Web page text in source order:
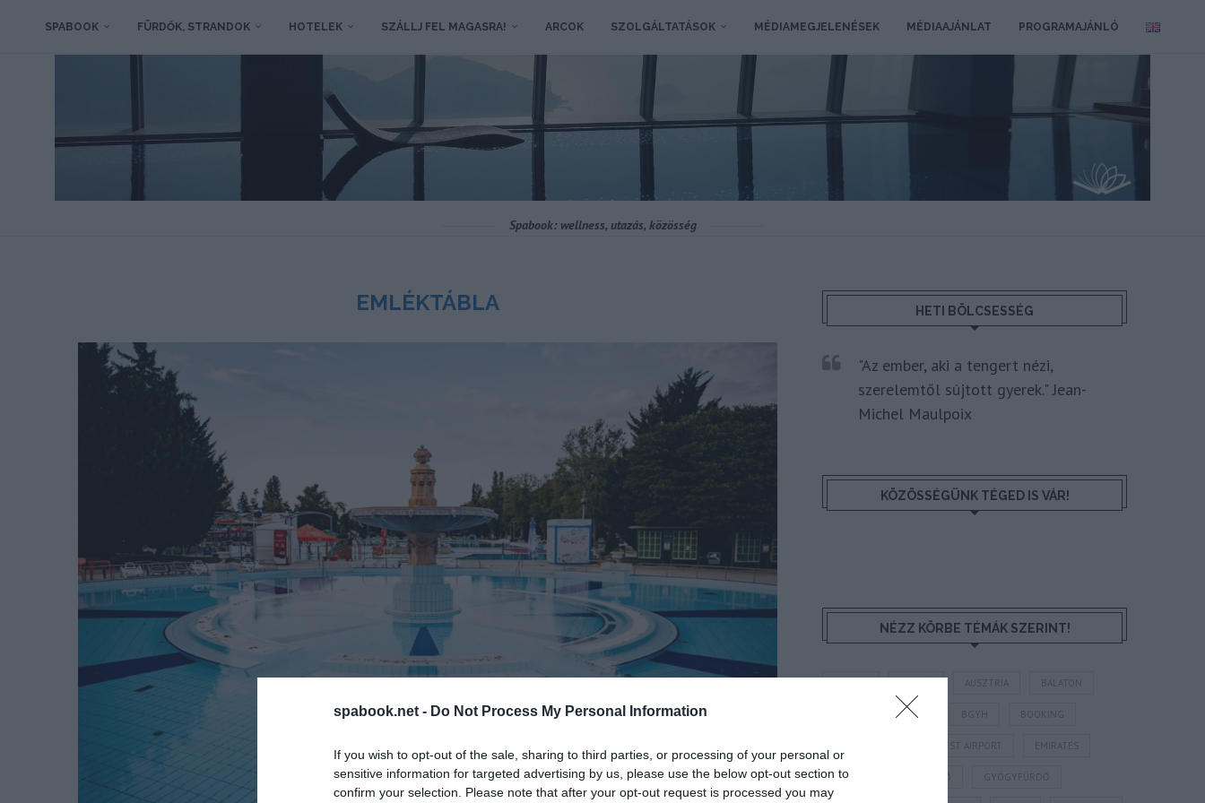
spabook.net - Do Not Process My Personal Information
If you wish to opt-out of the sale, sharing to third parties, or processing of your personal or
sensitive information for targeted advertising by us, please use the below opt-out section to
confirm your selection. Please note that after your opt-out request is processed you may
SPABOOK FÜRDŐK, STRANDOK HOTELEK SZÁLLJ FEL MAGASRA! ARCOK SZOLGÁLTATÁSOK MÉDIAMEGJELENÉSEK MÉDIAAJÁNLAT PROGRAMAJÁNLÓ
Spabook: wellness, utazás, közösség
EMLÉKTÁBLA HETI BÖLCSESSÉG
"Az ember, aki a tengert nézi,
szerelemtől sújtott gyerek." Jean-
Michel Maulpoix
KÖZÖSSÉGÜNK TÉGED IS VÁR!
NÉZZ KÖRBE TÉMÁK SZERINT!
AUSZTRIA BALATON
BELFÖLDI TURIZMUS BGYH BOOKING
BUDAPEST AIRPORT EMIRATES
FEJLESZTÉS GYÓGYFÜRDŐ